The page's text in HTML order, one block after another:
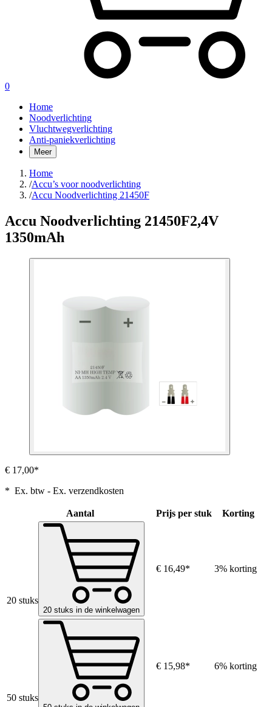
0
Home
Noodverlichting
Vluchtwegverlichting
Anti-paniekverlichting
Meer
Home
/Accu’s voor noodverlichting
/Accu Noodverlichting 21450F
Accu Noodverlichting 21450F2,4V
1350mAh
€ 17,00*
* Ex. btw - Ex. verzendkosten
Aantal Prijs per stuk Korting
20 stuks
20 stuks in de winkelwagen
€ 16,49* 3% korting
50 stuks
€ 15,98* 6% korting